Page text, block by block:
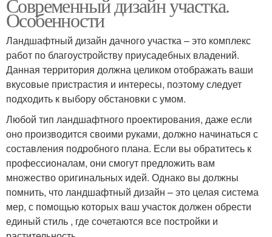
Особенности
Ландшафтный дизайн дачного участка – это комплекс
работ по благоустройству приусадебных владений.
Данная территория должна целиком отображать ваши
вкусовые пристрастия и интересы, поэтому следует
подходить к выбору обстановки с умом.
Любой тип ландшафтного проектирования, даже если
оно производится своими руками, должно начинаться с
составления подробного плана. Если вы обратитесь к
профессионалам, они смогут предложить вам
множество оригинальных идей. Однако вы должны
помнить, что ландшафтный дизайн – это целая система
мер, с помощью которых ваш участок должен обрести
единый стиль , где сочетаются все постройки и